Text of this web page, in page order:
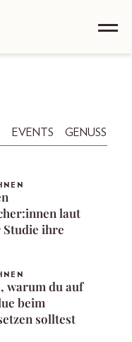
EVENTS GENUSS
laut
ihre
warum du auf
beim
solltest